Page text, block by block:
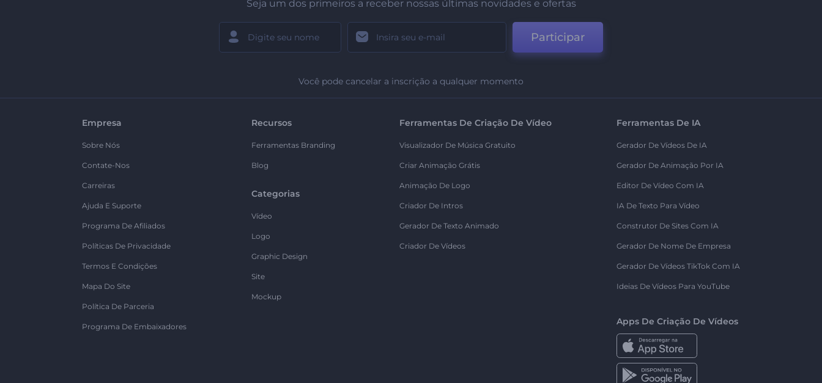
Seja um dos primeiros a receber nossas últimas novidades e ofertas
Participar
Você pode cancelar a inscrição a qualquer momento
Empresa
Sobre Nós
Contate-Nos
Carreiras
Ajuda E Suporte
Programa De Afiliados
Políticas De Privacidade
Termos E Condições
Mapa Do Site
Política De Parceria
Programa De Embaixadores
Recursos
Ferramentas Branding
Blog
Categorias
Vídeo
Logo
Graphic Design
Site
Mockup
Ferramentas De Criação De Vídeo
Visualizador De Música Gratuito
Criar Animação Grátis
Animação De Logo
Criador De Intros
Gerador De Texto Animado
Criador De Vídeos
Ferramentas De IA
Gerador De Vídeos De IA
Gerador De Animação Por IA
Editor De Vídeo Com IA
IA De Texto Para Vídeo
Construtor De Sites Com IA
Gerador De Nome De Empresa
Gerador De Vídeos TikTok Com IA
Ideias De Vídeos Para YouTube
Apps De Criação De Vídeos